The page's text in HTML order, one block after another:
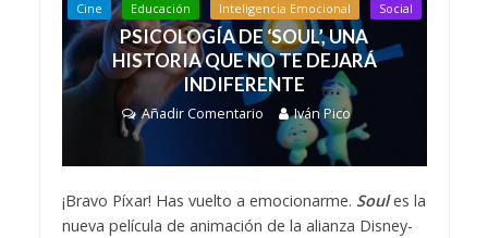
Cine Educación Inteligencia Emocional Social
PSICOLOGÍA DE ‘SOUL’, UNA
HISTORIA QUE NO TE DEJARÁ
INDIFERENTE
Añadir Comentario Iván Pico
¡Bravo Píxar! Has vuelto a emocionarme. Soul es la
nueva película de animación de la alianza Disney-